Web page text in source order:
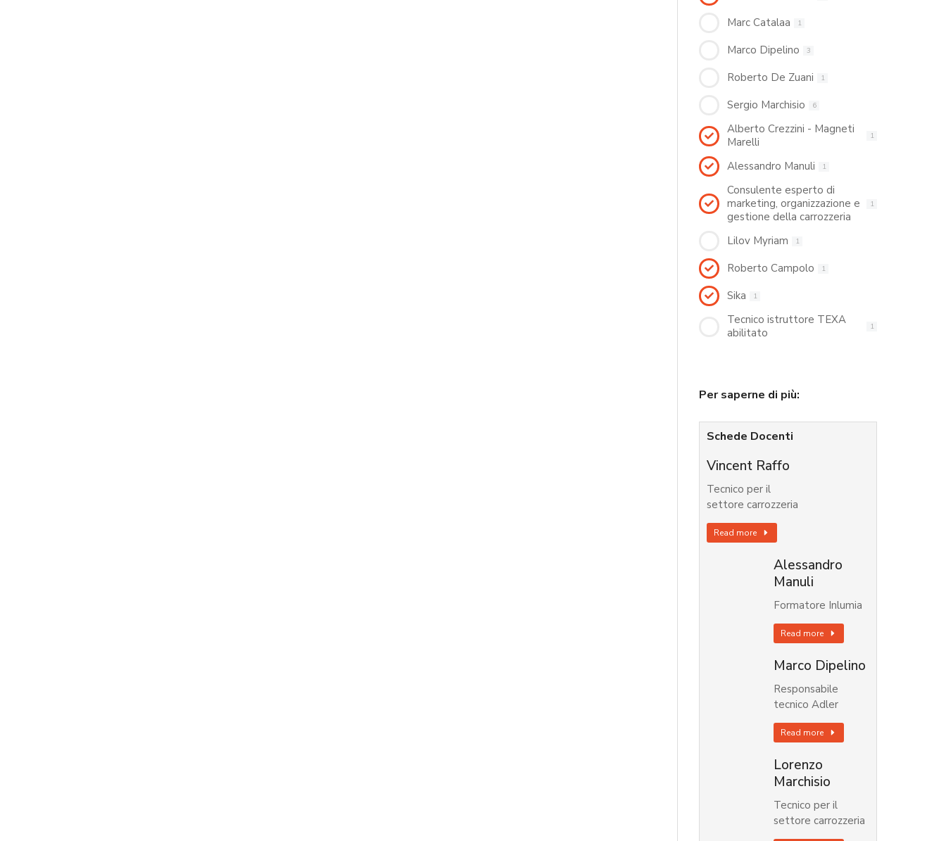
Marc Catalaa 1
Marco Dipelino 3
Roberto De Zuani 1
Sergio Marchisio 6
Alberto Crezzini - Magneti
Marelli
1
Alessandro Manuli 1
Consulente esperto di
marketing, organizzazione e
gestione della carrozzeria
1
Lilov Myriam 1
Roberto Campolo 1
Sika 1
Tecnico istruttore TEXA
abilitato
1
Per saperne di più:
Schede Docenti
Vincent Raffo
Tecnico per il
settore carrozzeria
Read more
Alessandro
Manuli
Formatore Inlumia
Read more
Marco Dipelino
Responsabile
tecnico Adler
Read more
Lorenzo
Marchisio
Tecnico per il
settore carrozzeria